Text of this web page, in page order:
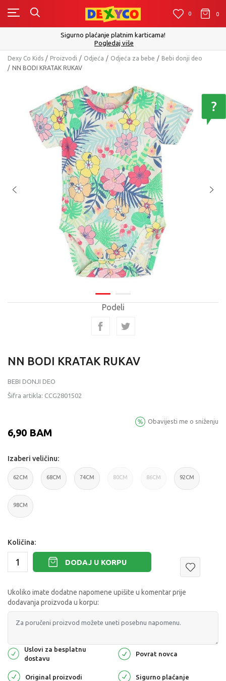
0 0
Sigurno plaćanje platnim karticama!
Dexy Co Kids Proizvodi Odjeća Odjeća za bebe
Bebi donji deo
NN BODI KRATAK RUKAV
Podeli
NN BODI KRATAK RUKAV
BEBI DONJI DEO
Šifra artikla: CCG2801502
6,90 BAM
Obavijesti me o sniženju
Izaberi veličinu:
62CM 68CM 74CM 80CM 86CM 92CM
98CM
Količina:
DODAJ U KORPU
Ukoliko imate dodatne napomene upišite u komentar prije
dodavanja proizvoda u korpu:
Uslovi za besplatnu
dostavu
Povrat novca
Original proizvodi Sigurno plaćanje